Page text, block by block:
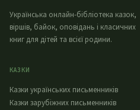
Українська онлайн-бібліотека казок,
віршів, байок, оповідань і класичних
книг для дітей та всієї родини.
КАЗКИ
Казки українських письменників
Казки зарубіжних письменників